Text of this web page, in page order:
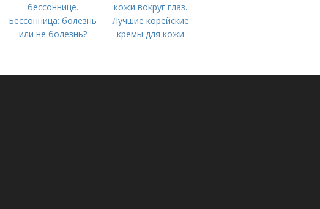
бессоннице.
Бессонница: болезнь
или не болезнь?
кожи вокруг глаз.
Лучшие корейские
кремы для кожи